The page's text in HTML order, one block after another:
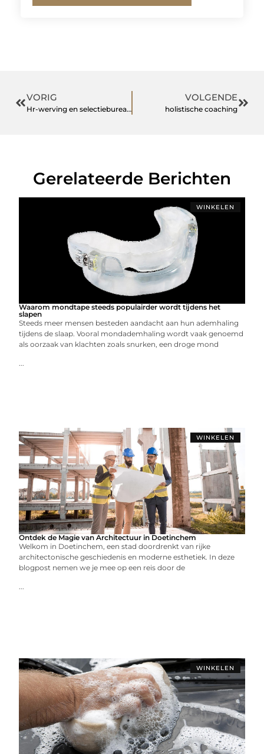
VORIG
Hr-werving en selectiebureaus in Leiden voor talent
VOLGENDE
holistische coaching
Gerelateerde Berichten
WINKELEN
Waarom mondtape steeds populairder wordt tijdens het
slapen
Steeds meer mensen besteden aandacht aan hun ademhaling
tijdens de slaap. Vooral mondademhaling wordt vaak genoemd
als oorzaak van klachten zoals snurken, een droge mond
...
WINKELEN
Ontdek de Magie van Architectuur in Doetinchem
Welkom in Doetinchem, een stad doordrenkt van rijke
architectonische geschiedenis en moderne esthetiek. In deze
blogpost nemen we je mee op een reis door de
...
WINKELEN